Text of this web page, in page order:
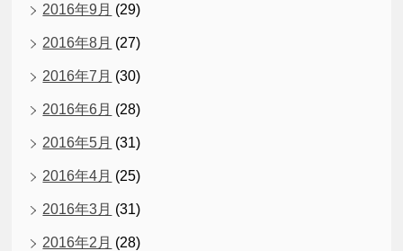
2016年9月 (29)
2016年8月 (27)
2016年7月 (30)
2016年6月 (28)
2016年5月 (31)
2016年4月 (25)
2016年3月 (31)
2016年2月 (28)